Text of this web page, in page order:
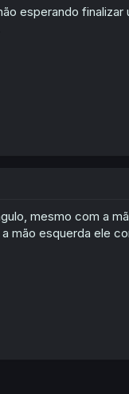
esperando
mesmo com a
mão esquerda ele